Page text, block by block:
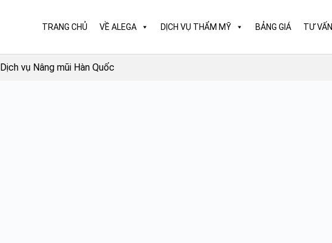
TRANG CHỦ VỀ ALEGA DỊCH VỤ THẨM MỸ BẢNG GIÁ TƯ VẤN
Dịch vụ Nâng mũi Hàn Quốc